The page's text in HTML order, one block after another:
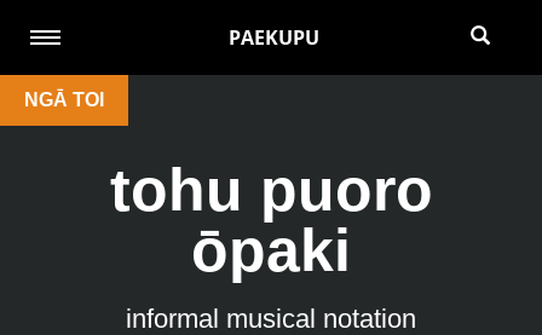
PAEKUPU
NGĀ TOI
tohu puoro
ōpaki
informal musical notation